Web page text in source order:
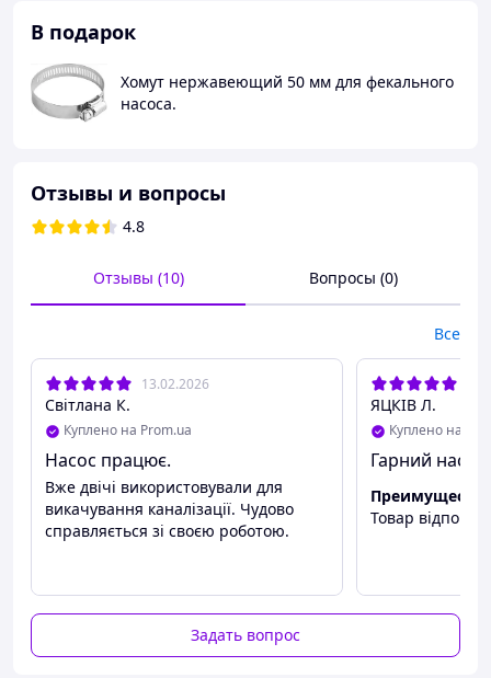
WQD 12
- ГИБКИЙ ШЛАНГ 5м
ДЛЯ СОЕДИНЕНИЯ
ШЛАНГА 50мм
- ЭЛЕКТРИЧЕСКИЙ КАБЕЛЬ 6м
- ТУРБИНА ДЛЯ ИЗМЕЛЬЧЕНИЯ ЧУГУННАЯ
- ТЕПЛОВАЯ ЗАЩИТА
В подарок
Хомут нержавеющий 50 мм для фекального
насоса.
Отзывы и вопросы
4.8
Отзывы (10) Вопросы (0)
Все
13.02.2026
Світлана К.
Куплено на Prom.ua
Насос працює.
Вже двічі використовували для
викачування каналізації. Чудово
справляється зі своєю роботою.
ЯЦКІВ Л.
Куплено на
Гарний
Преимущества
Товар
Задать вопрос